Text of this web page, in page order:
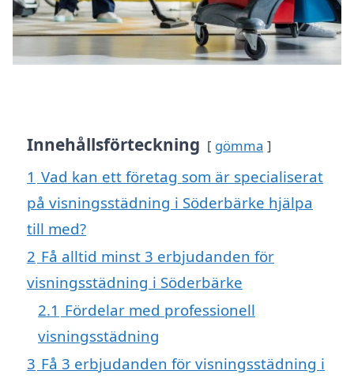
Innehållsförteckning gömma
1 Vad kan ett företag som är specialiserat
på visningsstädning i Söderbärke hjälpa
till med?
2 Få alltid minst 3 erbjudanden för
visningsstädning i Söderbärke
2.1 Fördelar med professionell
visningsstädning
3 Få 3 erbjudanden för visningsstädning i